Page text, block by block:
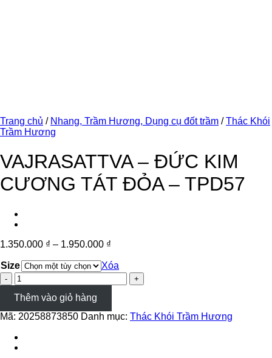
Trang chủ / Nhang, Trầm Hương, Dụng cụ đốt trầm / Thác Khói
Trầm Hương
VAJRASATTVA – ĐỨC KIM
CƯƠNG TÁT ĐỎA – TPD57
1.350.000 ₫ – 1.950.000 ₫
Size
Xóa
VAJRASATTVA
-
ĐỨC
KIM
CƯƠNG
ĐỎA
Thêm vào giỏ hàng
Mã: 20258873850 Danh mục: Thác Khói Trầm Hương